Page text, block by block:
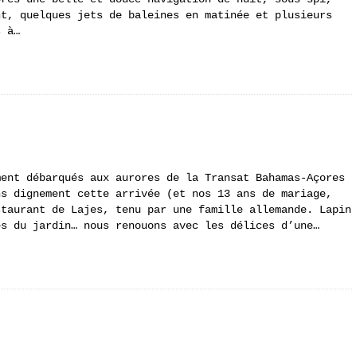
quelques jets de baleines en matinée et plusieurs
à…
débarqués aux aurores de la Transat Bahamas-Açores
dignement cette arrivée (et nos 13 ans de mariage,
de Lajes, tenu par une famille allemande. Lapin
jardin… nous renouons avec les délices d’une…